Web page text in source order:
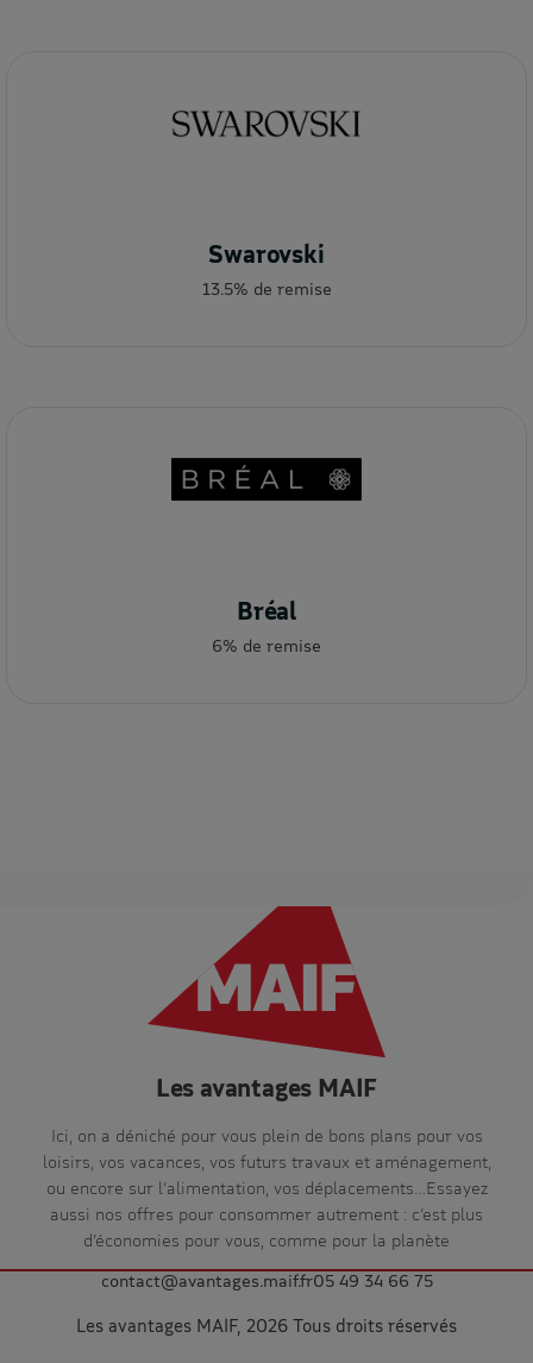
Swarovski
13.5% de remise
Bréal
6% de remise
Les avantages MAIF
Ici, on a déniché pour vous plein de bons plans pour vos
loisirs, vos vacances, vos futurs travaux et aménagement,
ou encore sur l’alimentation, vos déplacements…Essayez
aussi nos offres pour consommer autrement : c’est plus
d’économies pour vous, comme pour la planète
contact@avantages.maif.fr05 49 34 66 75
Les avantages MAIF, 2026 Tous droits réservés